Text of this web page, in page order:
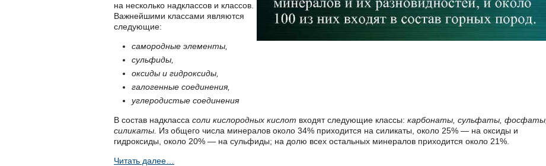
на несколько надклассов и классов.
Важнейшими классами являются
следующие:
самород­ные элементы,
сульфиды,
оксиды и гидроксиды,
галогенные соеди­нения,
углеродистые соединения
В состав надкласса соли кисло­родных кислот входят следующие классы: карбонаты, сульфаты, фосфаты,
силикаты. Из общего числа минералов около 34% приходится на силикаты, около 25% — на оксиды и
гидроксиды, около 20% — на сульфиды; на долю всех остальных минералов приходится около 21%.
Читать далее…